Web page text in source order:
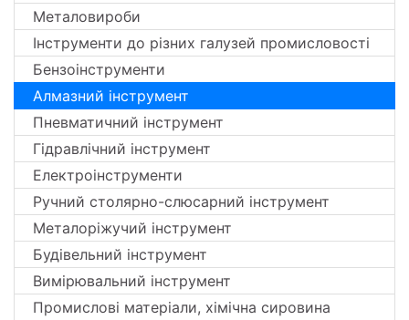
Металовироби
Інструменти до різних галузей промисловості
Бензоінструменти
Алмазний інструмент
Пневматичний інструмент
Гідравлічний інструмент
Електроінструменти
Ручний столярно-слюсарний інструмент
Металоріжучий інструмент
Будівельний інструмент
Вимірювальний інструмент
Промислові матеріали, хімічна сировина